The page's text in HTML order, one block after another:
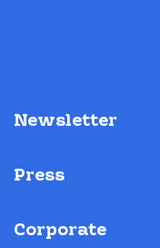
Newsletter
Press
Corporate